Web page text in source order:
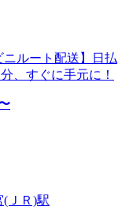
ニルート配送】日払
、すぐに手元に！
(ＪＲ)駅